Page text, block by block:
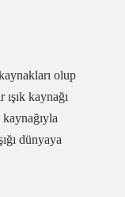
olup
kaynağı
dünyaya